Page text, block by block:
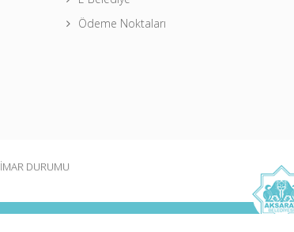
Ödeme Noktaları
İMAR DURUMU